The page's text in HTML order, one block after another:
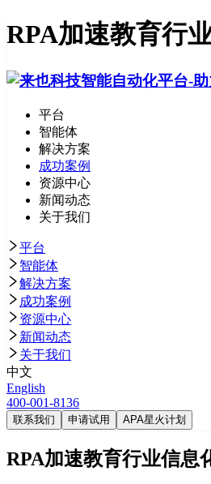
RPA加速教育行
平台
智能体
解决方案
成功案例
资源中心
新闻动态
关于我们
平台
智能体
解决方案
成功案例
资源中心
新闻动态
关于我们
中文
English
400-001-8136
联系我们 申请试用 APA星火计划
RPA加速教育行业信息